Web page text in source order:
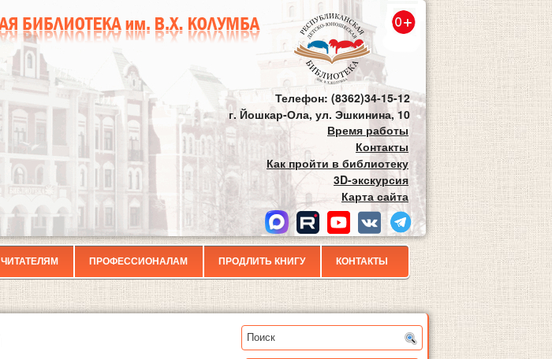
Телефон: (8362)34-15-12
г. Йошкар-Ола, ул. Эшкинина, 10
Время работы
Контакты
Как пройти в библиотеку
3D-экскурсия
Карта сайта
ЧИТАТЕЛЯМ ПРОФЕССИОНАЛАМ ПРОДЛИТЬ КНИГУ КОНТАКТЫ